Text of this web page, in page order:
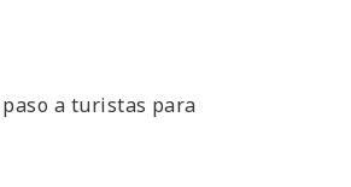
a turistas para